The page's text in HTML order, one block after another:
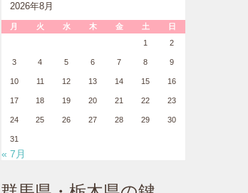
2026年8月
月 火 水 木 金 土
日
1
2
3 4 5 6 7 8 9
10 11 12 13 14 15 16
17 18 19 20 21 22 23
24 25 26 27 28 29 30
31
« 7月